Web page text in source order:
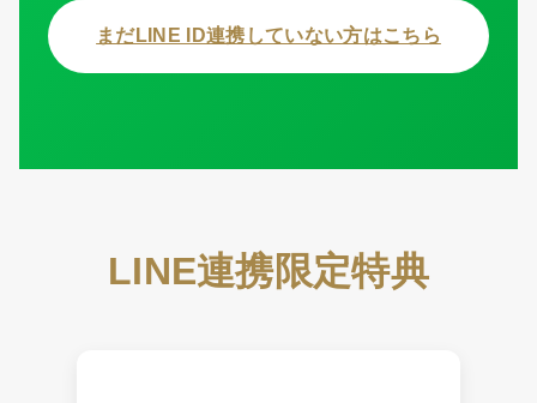
まだLINE ID連携していない方はこちら
LINE連携限定特典